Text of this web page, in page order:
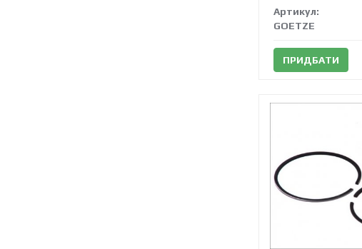
Артикул:
GOETZE
ПРИДБАТИ